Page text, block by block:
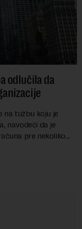
odlučila da
na tužbu koju je
navodeći da je
pre nekoliko